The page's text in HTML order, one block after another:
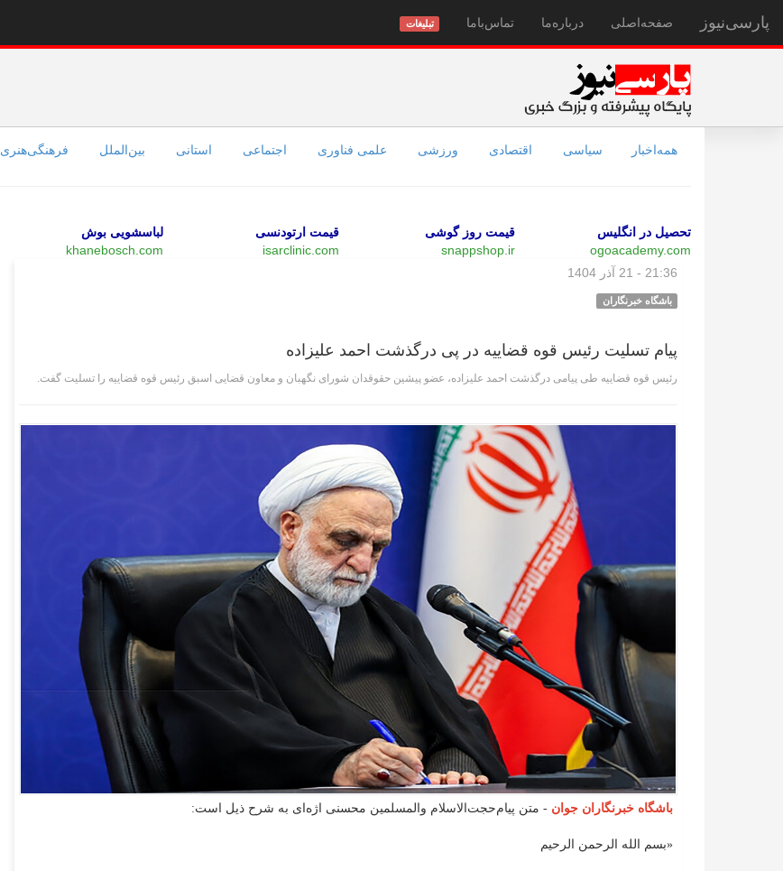
پارسی‌نیوز صفحه‌اصلی درباره‌ما تماس‌با‌ما تبلیغات
همه‌اخبار سیاسی اقتصادی ورزشی علمی فناوری اجتماعی استانی بین‌الملل فرهنگی‌هنری
تحصیل در انگلیس
ogoacademy.com
قیمت روز گوشی
snappshop.ir
قیمت ارتودنسی
isarclinic.com
لباسشویی بوش
khanebosch.com
21:36 - 21 آذر 1404
باشگاه خبرنگاران
پیام تسلیت رئیس قوه قضاییه در پی درگذشت احمد علیزاده
رئیس قوه قضاییه طی پیامی درگذشت احمد علیزاده، عضو پیشین حقوقدان شورای نگهبان و معاون قضایی اسبق رئیس قوه قضاییه را تسلیت گفت.
باشگاه خبرنگاران جوان - متن پیام‌حجت‌الاسلام والمسلمین محسنی اژه‌ای به شرح ذیل است:
«بسم الله الرحمن الرحیم